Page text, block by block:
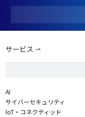
サービス
AI
サイバーセキュリティ
IoT・コネクティッド